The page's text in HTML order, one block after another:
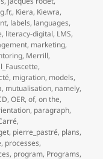
, Kiera, Kiewra,
, labels, languages,
, literacy-digital, LMS,
, marketing,
, Merrill,
,
, migration, models,
, mutualisation, namely,
,OER,of,on the,
, paragraph,
,
, pierre_pastré, plans,
, processes,
, program, Programs,